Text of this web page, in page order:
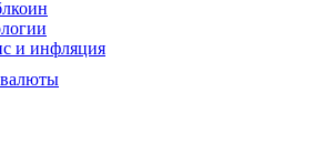
и инфляция